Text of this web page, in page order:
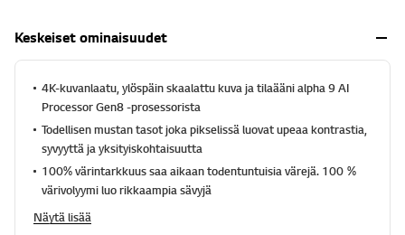
Keskeiset ominaisuudet
4K-kuvanlaatu, ylöspäin skaalattu kuva ja tilaääni alpha 9 AI
Processor Gen8 -prosessorista
Todellisen mustan tasot joka pikselissä luovat upeaa kontrastia,
syvyyttä ja yksityiskohtaisuutta
100% värintarkkuus saa aikaan todentuntuisia värejä. 100 %
värivolyymi luo rikkaampia sävyjä
Näytä lisää